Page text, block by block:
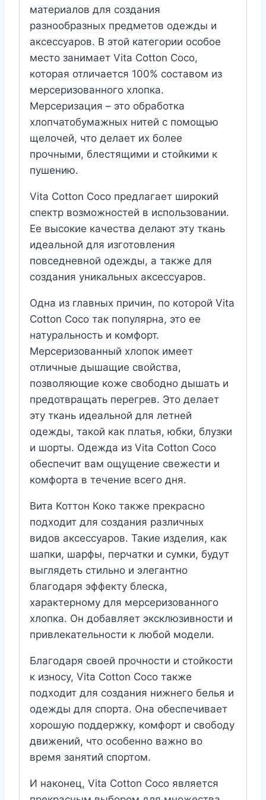
материалов для создания
разнообразных предметов одежды и
аксессуаров. В этой категории особое
место занимает Vita Cotton Coco,
которая отличается 100% составом из
мерсеризованного хлопка.
Мерсеризация – это обработка
хлопчатобумажных нитей с помощью
щелочей, что делает их более
прочными, блестящими и стойкими к
пушению.
Vita Cotton Coco предлагает широкий
спектр возможностей в использовании.
Ее высокие качества делают эту ткань
идеальной для изготовления
повседневной одежды, а также для
создания уникальных аксессуаров.
Одна из главных причин, по которой Vita
Cotton Coco так популярна, это ее
натуральность и комфорт.
Мерсеризованный хлопок имеет
отличные дышащие свойства,
позволяющие коже свободно дышать и
предотвращать перегрев. Это делает
эту ткань идеальной для летней
одежды, такой как платья, юбки, блузки
и шорты. Одежда из Vita Cotton Coco
обеспечит вам ощущение свежести и
комфорта в течение всего дня.
Вита Коттон Коко также прекрасно
подходит для создания различных
видов аксессуаров. Такие изделия, как
шапки, шарфы, перчатки и сумки, будут
выглядеть стильно и элегантно
благодаря эффекту блеска,
характерному для мерсеризованного
хлопка. Он добавляет эксклюзивности и
привлекательности к любой модели.
Благодаря своей прочности и стойкости
к износу, Vita Cotton Coco также
подходит для создания нижнего белья и
одежды для спорта. Она обеспечивает
хорошую поддержку, комфорт и свободу
движений, что особенно важно во
время занятий спортом.
И наконец, Vita Cotton Coco является